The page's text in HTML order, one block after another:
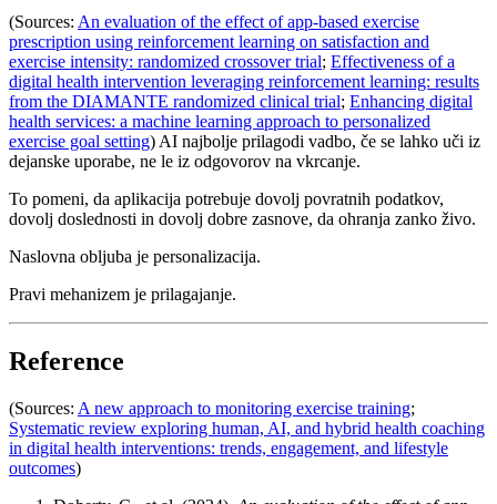
(Sources: An evaluation of the effect of app-based exercise
prescription using reinforcement learning on satisfaction and
exercise intensity: randomized crossover trial; Effectiveness of a
digital health intervention leveraging reinforcement learning: results
from the DIAMANTE randomized clinical trial; Enhancing digital
health services: a machine learning approach to personalized
exercise goal setting) AI najbolje prilagodi vadbo, če se lahko uči iz
dejanske uporabe, ne le iz odgovorov na vkrcanje.
To pomeni, da aplikacija potrebuje dovolj povratnih podatkov,
dovolj doslednosti in dovolj dobre zasnove, da ohranja zanko živo.
Naslovna obljuba je personalizacija.
Pravi mehanizem je prilagajanje.
Reference
(Sources: A new approach to monitoring exercise training;
Systematic review exploring human, AI, and hybrid health coaching
in digital health interventions: trends, engagement, and lifestyle
outcomes)